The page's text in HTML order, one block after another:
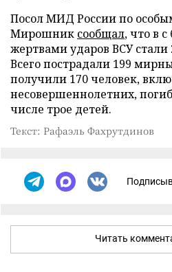
Посол МИД России по
Мирошник сообщал, что в
жертвами ударов ВСУ стали
Всего пострадали 199
получили 170 человек,
несовершеннолетних,
числе трое детей.
Текст: Рафаэль Фахрутдинов
Читать